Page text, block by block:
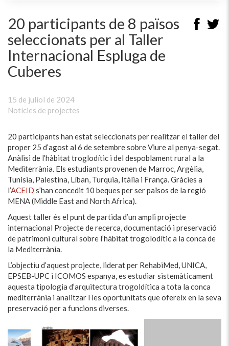
20 participants de 8 països
seleccionats per al Taller
Internacional Espluga de
Cuberes
15 de juliol de 2024
Notícies de projectes
20 participants han estat seleccionats per realitzar el taller del
proper 25 d’agost al 6 de setembre sobre Viure al penya-segat.
Anàlisi de l’hàbitat troglodític i del despoblament rural a la
Mediterrània. Els estudiants provenen de Marroc, Argèlia,
Tunisia, Palestina, Líban, Turquia, Itàlia i França. Gràcies a
l’ACEID s’han concedit 10 beques per ser països de la regió
MENA (Middle East and North Africa).
Aquest taller és el punt de partida d’un ampli projecte
internacional Projecte de recerca, documentació i preservació
de patrimoni cultural sobre l’hàbitat trogolodític a la conca de
la Mediterrània.
L’objectiu d’aquest projecte, liderat per RehabiMed, UNICA,
EPSEB-UPC i ICOMOS espanya, es estudiar sistemàticament
aquesta tipologia d’arquitectura trogoldítica a tota la conca
mediterrània i analitzar l les oportunitats que ofereix en la seva
preservació per a funcions diverses.